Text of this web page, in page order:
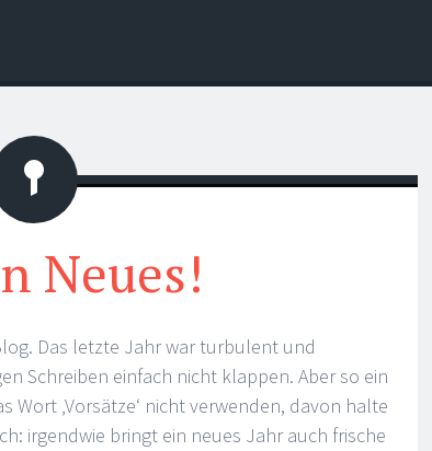
Statusmitteilung
Neues!
Das letzte Jahr war turbulent und
Schreiben einfach nicht klappen. Aber so ein
‚Vorsätze‘ nicht verwenden, davon halte
irgendwie bringt ein neues Jahr auch frische